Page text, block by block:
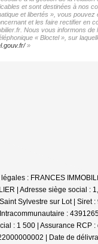
et sont destinées à nos
et libertés », vous
et les faire rectifier en
Nous vous informons de
« Bloctel », sur
»
: FRANCES
| Adresse siège social :
Sylvestre sur Lot | Siret
:
: 1 500 | Assurance RCP :
| Date de